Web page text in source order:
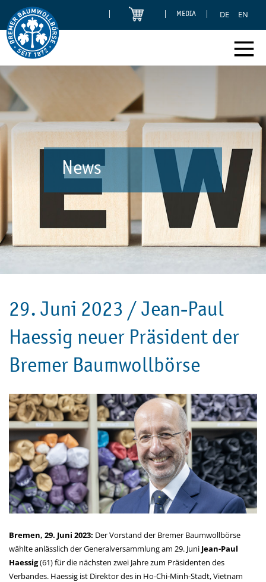
MEDIA DE EN
News
29. Juni 2023 / Jean-Paul
Haessig neuer Präsident der
Bremer Baumwollbörse
Bremen, 29. Juni 2023: Der Vorstand der Bremer Baumwollbörse
wählte anlässlich der Generalversammlung am 29. Juni Jean-Paul
Haessig(61) für die nächsten zwei Jahre zum Präsidenten des
Verbandes. Haessig ist Direktor des in Ho-Chi-Minh-Stadt, Vietnam